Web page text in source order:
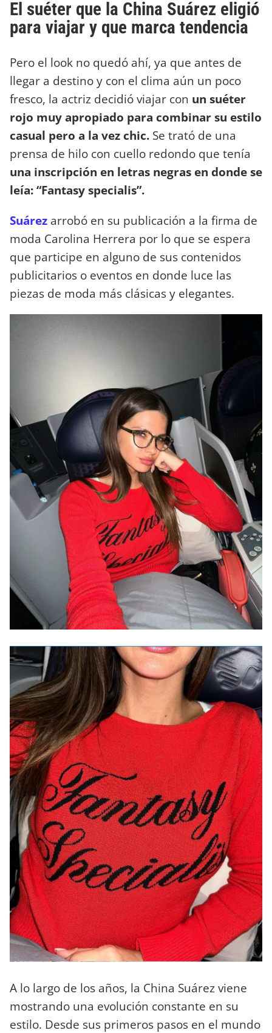
El suéter que la China Suárez eligió
para viajar y que marca tendencia
Pero el look no quedó ahí, ya que antes de
llegar a destino y con el clima aún un poco
fresco, la actriz decidió viajar con un suéter
rojo muy apropiado para combinar su estilo
casual pero a la vez chic. Se trató de una
prensa de hilo con cuello redondo que tenía
una inscripción en letras negras en donde se
leía: “Fantasy specialis”.
Suárez arrobó en su publicación a la firma de
moda Carolina Herrera por lo que se espera
que participe en alguno de sus contenidos
publicitarios o eventos en donde luce las
piezas de moda más clásicas y elegantes.
A lo largo de los años, la China Suárez viene
mostrando una evolución constante en su
estilo. Desde sus primeros pasos en el mundo